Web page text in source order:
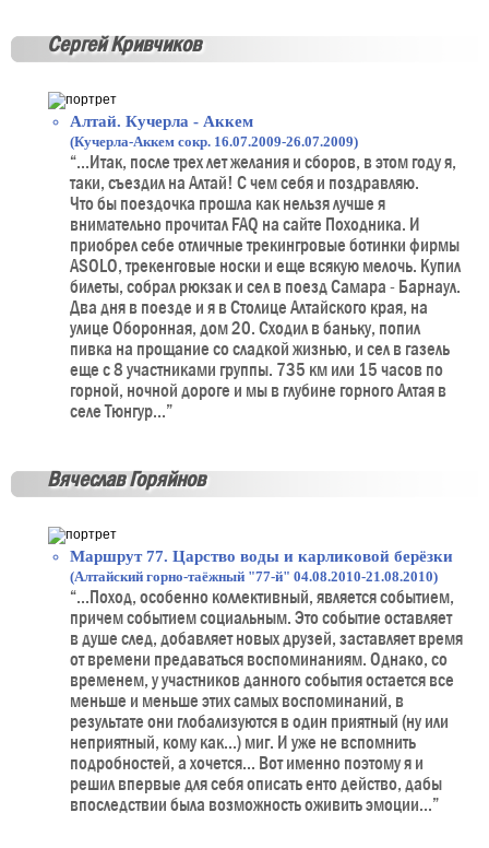
Сергей Кривчиков
Алтай. Кучерла - Аккем
(Кучерла-Аккем сокр. 16.07.2009-26.07.2009)
“...Итак, после трех лет желания и сборов, в этом году я,
таки, съездил на Алтай! С чем себя и поздравляю.
Что бы поездочка прошла как нельзя лучше я
внимательно прочитал FAQ на сайте Походника. И
приобрел себе отличные трекингровые ботинки фирмы
ASOLO, трекенговые носки и еще всякую мелочь. Купил
билеты, собрал рюкзак и сел в поезд Самара - Барнаул.
Два дня в поезде и я в Столице Алтайского края, на
улице Оборонная, дом 20. Сходил в баньку, попил
пивка на прощание со сладкой жизнью, и сел в газель
еще с 8 участниками группы. 735 км или 15 часов по
горной, ночной дороге и мы в глубине горного Алтая в
селе Тюнгур...”
Вячеслав Горяйнов
Маршрут 77. Царство воды и карликовой берёзки
(Алтайский горно-таёжный "77-й" 04.08.2010-21.08.2010)
“...Поход, особенно коллективный, является событием,
причем событием социальным. Это событие оставляет
в душе след, добавляет новых друзей, заставляет время
от времени предаваться воспоминаниям. Однако, со
временем, у участников данного события остается все
меньше и меньше этих самых воспоминаний, в
результате они глобализуются в один приятный (ну или
неприятный, кому как...) миг. И уже не вспомнить
подробностей, а хочется... Вот именно поэтому я и
решил впервые для себя описать енто действо, дабы
впоследствии была возможность оживить эмоции...”